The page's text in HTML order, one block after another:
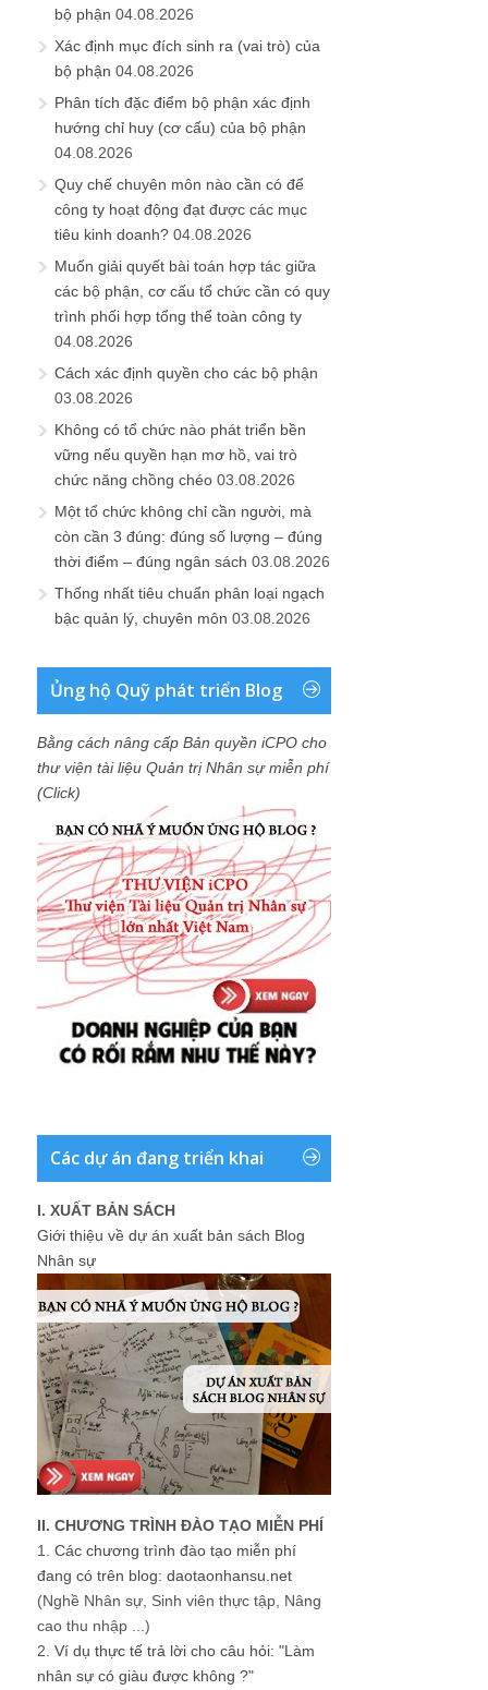
bộ phận 04.08.2026
Xác định mục đích sinh ra (vai trò) của
bộ phận 04.08.2026
Phân tích đặc điểm bộ phận xác định
hướng chỉ huy (cơ cấu) của bộ phận
04.08.2026
Quy chế chuyên môn nào cần có để
công ty hoạt động đạt được các mục
tiêu kinh doanh? 04.08.2026
Muốn giải quyết bài toán hợp tác giữa
các bộ phận, cơ cấu tổ chức cần có quy
trình phối hợp tổng thể toàn công ty
04.08.2026
Cách xác định quyền cho các bộ phận
03.08.2026
Không có tổ chức nào phát triển bền
vững nếu quyền hạn mơ hồ, vai trò
chức năng chồng chéo 03.08.2026
Một tổ chức không chỉ cần người, mà
còn cần 3 đúng: đúng số lượng – đúng
thời điểm – đúng ngân sách 03.08.2026
Thống nhất tiêu chuẩn phân loại ngạch
bậc quản lý, chuyên môn 03.08.2026
Ủng hộ Quỹ phát triển Blog
Bằng cách nâng cấp Bản quyền iCPO cho
thư viện tài liệu Quản trị Nhân sự miễn phí
(Click)
Các dự án đang triển khai
I. XUẤT BẢN SÁCH
Giới thiệu về dự án xuất bản sách Blog
Nhân sự
II. CHƯƠNG TRÌNH ĐÀO TẠO MIỄN PHÍ
1. Các chương trình đào tạo miễn phí
đang có trên blog: daotaonhansu.net
(Nghề Nhân sự, Sinh viên thực tập, Nâng
cao thu nhập ...)
2. Ví dụ thực tế trả lời cho câu hỏi: "Làm
nhân sự có giàu được không ?"